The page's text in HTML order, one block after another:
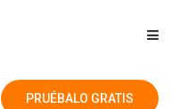
PRUÉBALO GRATIS